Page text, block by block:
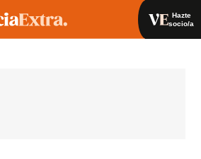
Hazte
socio/a